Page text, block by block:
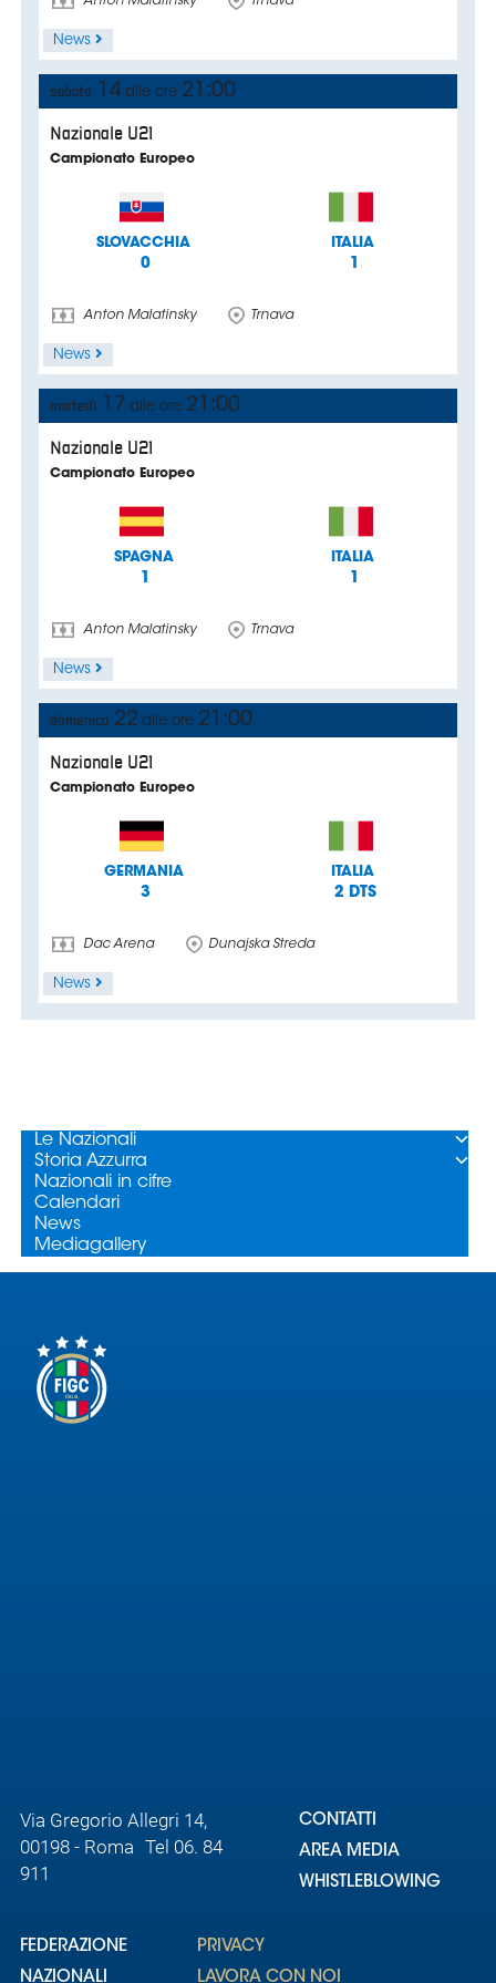
Via Gregorio Allegri 14,
00198 - Roma Tel 06. 84
911
CONTATTI
AREA MEDIA
WHISTLEBLOWING
FEDERAZIONE
NAZIONALI
PRIVACY
LAVORA CON NOI